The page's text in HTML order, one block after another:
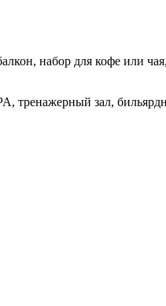
набор для кофе или
тренажерный зал,